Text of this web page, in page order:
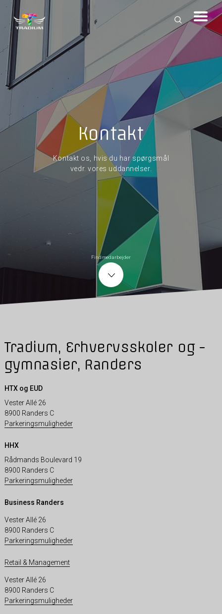
Kontakt
Kontakt os, hvis du har spørgsmål
vedr. vores uddannelser.
Find medarbejder
Tradium, Erhvervsskoler og -
gymnasier, Randers
HTX og EUD
Vester Allé 26
8900 Randers C
Parkeringsmuligheder
HHX
Rådmands Boulevard 19
8900 Randers C
Parkeringsmuligheder
Business Randers
Vester Allé 26
8900 Randers C
Parkeringsmuligheder
Retail & Management
Vester Allé 26
8900 Randers C
Parkeringsmuligheder